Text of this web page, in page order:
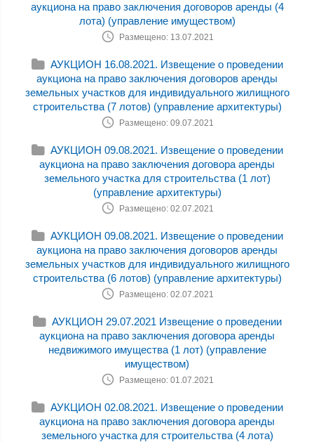
аукциона на право заключения договоров аренды (4
лота) (управление имуществом)
Размещено: 13.07.2021
АУКЦИОН 16.08.2021. Извещение о проведении
аукциона на право заключения договоров аренды
земельных участков для индивидуального жилищного
строительства (7 лотов) (управление архитектуры)
Размещено: 09.07.2021
АУКЦИОН 09.08.2021. Извещение о проведении
аукциона на право заключения договора аренды
земельного участка для строительства (1 лот)
(управление архитектуры)
Размещено: 02.07.2021
АУКЦИОН 09.08.2021. Извещение о проведении
аукциона на право заключения договоров аренды
земельных участков для индивидуального жилищного
строительства (6 лотов) (управление архитектуры)
Размещено: 02.07.2021
АУКЦИОН 29.07.2021 Извещение о проведении
аукциона на право заключения договора аренды
недвижимого имущества (1 лот) (управление
имуществом)
Размещено: 01.07.2021
АУКЦИОН 02.08.2021. Извещение о проведении
аукциона на право заключения договора аренды
земельного участка для строительства (4 лота)